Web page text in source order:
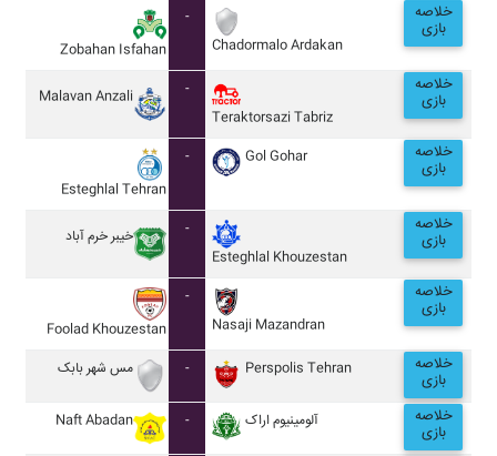
Zobahan Isfahan
-
Chadormalo Ardakan
خلاصه
بازی
Malavan Anzali
-
Teraktorsazi Tabriz
خلاصه
بازی
Esteghlal Tehran
- Gol Gohar خلاصه
بازی
خيبر خرم آباد
-
Esteghlal Khouzestan
خلاصه
بازی
Foolad Khouzestan
-
Nasaji Mazandran
خلاصه
بازی
مس شهر بابک - Perspolis Tehran خلاصه
بازی
Naft Abadan - آلومينيوم اراک خلاصه
بازی